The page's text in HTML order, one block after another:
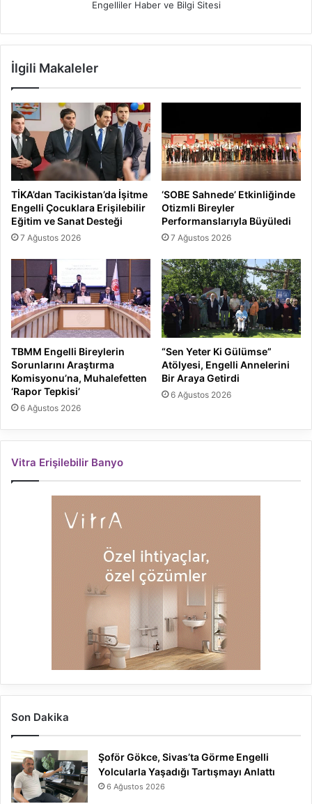
Engelliler Haber ve Bilgi Sitesi
İlgili Makaleler
TİKA’dan Tacikistan’da İşitme
Engelli Çocuklara Erişilebilir
Eğitim ve Sanat Desteği
7 Ağustos 2026
‘SOBE Sahnede’ Etkinliğinde
Otizmli Bireyler
Performanslarıyla Büyüledi
7 Ağustos 2026
TBMM Engelli Bireylerin
Sorunlarını Araştırma
Komisyonu’na, Muhalefetten
‘Rapor Tepkisi’
6 Ağustos 2026
“Sen Yeter Ki Gülümse”
Atölyesi, Engelli Annelerini
Bir Araya Getirdi
6 Ağustos 2026
Vitra Erişilebilir Banyo
Son Dakika
Şoför Gökce, Sivas’ta Görme Engelli
Yolcularla Yaşadığı Tartışmayı Anlattı
6 Ağustos 2026